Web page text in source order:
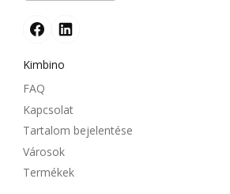
Kimbino
FAQ
Kapcsolat
Tartalom bejelentése
Városok
Termékek